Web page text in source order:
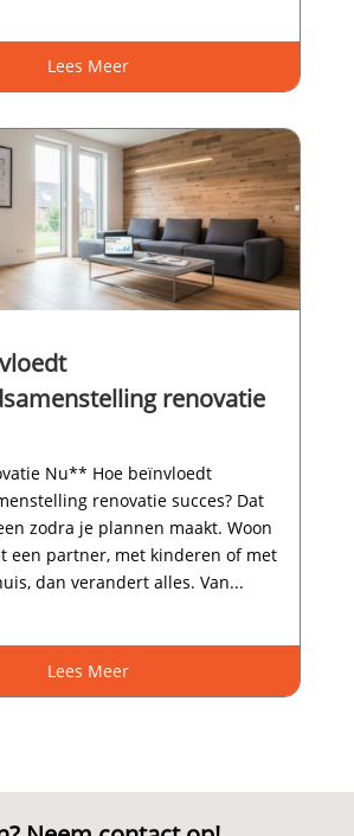
Lees Meer
renovatie
Nu** Hoe beïnvloedt
renovatie succes? Dat
zodra je plannen maakt.​ Woon
een partner, met kinderen of met
dan verandert alles.​ Van...
Lees Meer